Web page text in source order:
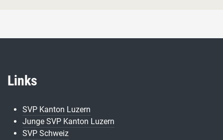
Links
SVP Kanton Luzern
Junge SVP Kanton Luzern
SVP Schweiz